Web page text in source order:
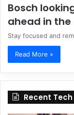
Bosch
ahead in the
Stay focused and rem
Read More »
Recent Tech